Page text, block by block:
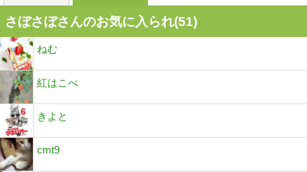
さぼさぼさんのお気に入られ(51)
ねむ
紅はこべ
きよと
cmt9